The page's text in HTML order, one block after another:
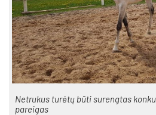
Netrukus turėtų būti surengtas
pareigas